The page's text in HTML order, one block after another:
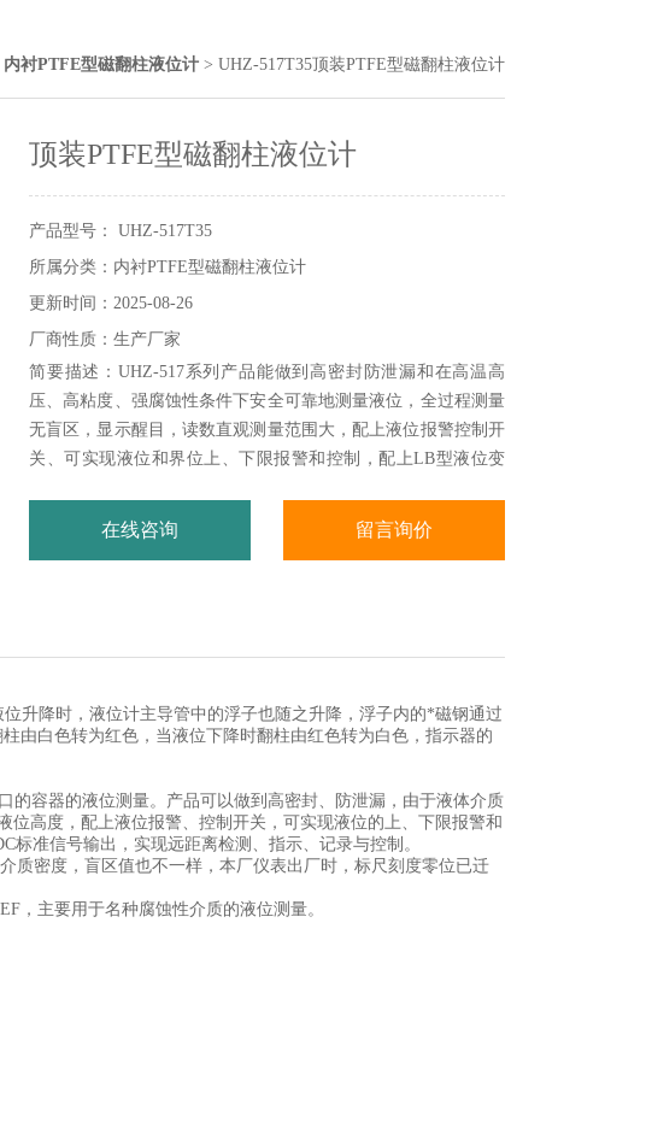
内衬PTFE型磁翻柱液位计 > UHZ-517T35顶装PTFE型磁翻柱液位计
顶装PTFE型磁翻柱液位计
产品型号： UHZ-517T35
所属分类：内衬PTFE型磁翻柱液位计
更新时间：2025-08-26
厂商性质：生产厂家
简要描述：UHZ-517系列产品能做到高密封防泄漏和在高温高
压、高粘度、强腐蚀性条件下安全可靠地测量液位，全过程测量
无盲区，显示醒目，读数直观测量范围大，配上液位报警控制开
关、可实现液位和界位上、下限报警和控制，配上LB型液位变
实现远距离检测、指示、记录与控制。系列产品广泛用于石油、
化工、冶金、环保、船舶、建筑、食品等行业生产过程中液位测
在线咨询 留言询价
升降时，液位计主导管中的浮子也随之升降，浮子内的*磁钢通过
由白色转为红色，当液位下降时翻柱由红色转为白色，指示器的
的容器的液位测量。产品可以做到高密封、防泄漏，由于液体介质
高度，配上液位报警、控制开关，可实现液位的上、下限报警和
准信号输出，实现远距离检测、指示、记录与控制。
质密度，盲区值也不一样，本厂仪表出厂时，标尺刻度零位已迁
，主要用于名种腐蚀性介质的液位测量。